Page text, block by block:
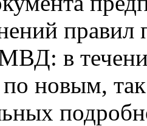
правил
в
по новым,